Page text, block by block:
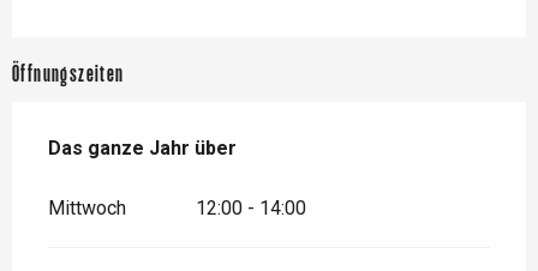
Öffnungszeiten
Das ganze Jahr über
Das ganze Jahr über
Mittwoch 12:00 - 14:00